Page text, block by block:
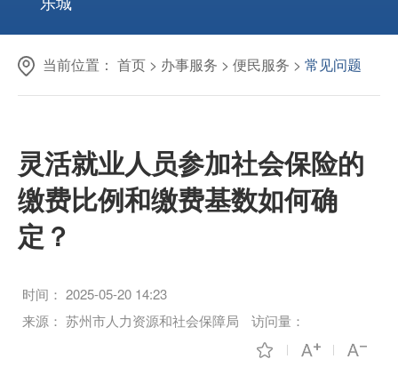
当前位置： 首页 > 办事服务 > 便民服务 > 常见问题
灵活就业人员参加社会保险的
缴费比例和缴费基数如何确
定？
时间： 2025-05-20 14:23
来源： 苏州市人力资源和社会保障局 访问量：